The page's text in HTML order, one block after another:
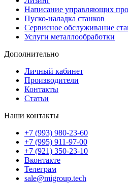
Написание управляющих
Пуско-наладка станков
Сервисное обслуживание
Услуги металлообработки
Дополнительно
Личный кабинет
Производители
Контакты
Статьи
Наши контакты
+7 (993) 980-23-60
+7 (995) 911-97-00
+7 (921) 350-23-10
Вконтакте
Телеграм
sale@migroup.tech